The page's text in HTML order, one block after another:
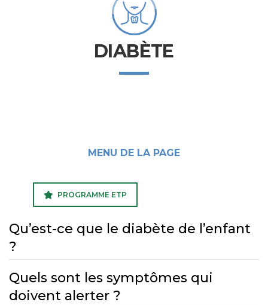
DIABÈTE
MENU DE LA PAGE
PROGRAMME ETP
Qu’est-ce que le diabète de l’enfant
?
Quels sont les symptômes qui
doivent alerter ?